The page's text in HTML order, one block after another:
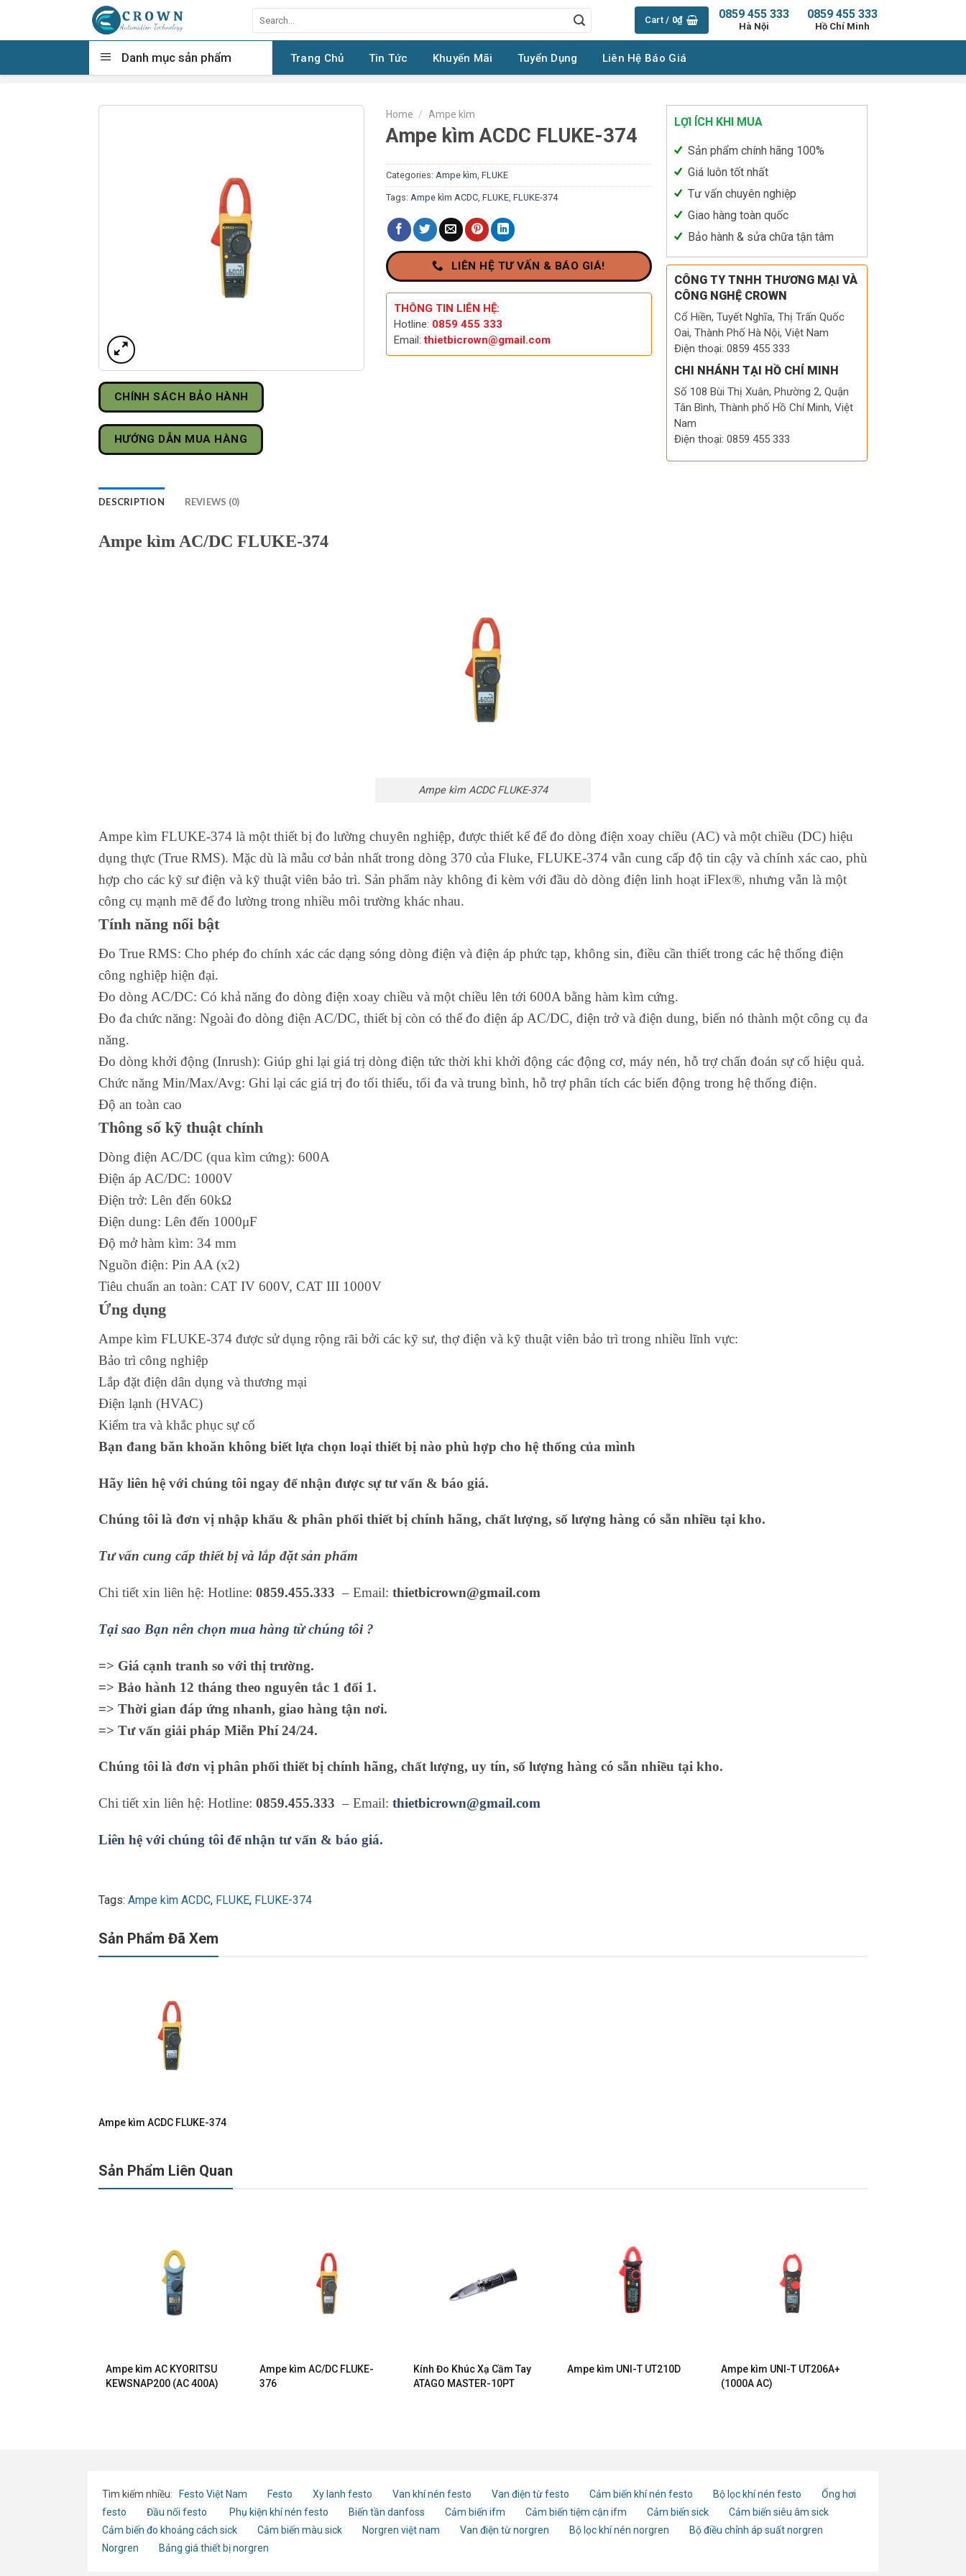
content
for:
Cart / 0₫ 0859 455 333
Hồ Chí Minh
0859 455 333
Hà Nội
Danh mục sản phẩm Trang Chủ Tin Tức Khuyến Mãi Tuyển Dụng Liên Hệ Báo Giá
CHÍNH SÁCH BẢO HÀNH
HƯỚNG DẪN MUA HÀNG
Home / Ampe kìm
Ampe kìm ACDC FLUKE-374
Categories: Ampe kìm ,FLUKE
Tags: Ampe kìm ACDC ,FLUKE ,FLUKE-374
LIÊN HỆ TƯ VẤN & BÁO GIÁ!
THÔNG TIN LIÊN HỆ:
Hotline: 0859 455 333
Email:thietbicrown@gmail.com
LỢI ÍCH KHI MUA
Sản phẩm chính hãng 100%
Giá luôn tốt nhất
Tư vấn chuyên nghiệp
Giao hàng toàn quốc
Bảo hành & sửa chữa tận tâm
CÔNG TY TNHH THƯƠNG MẠI VÀ
CÔNG NGHỆ CROWN
Cổ Hiền, Tuyết Nghĩa, Thị Trấn Quốc
Oai, Thành Phố Hà Nội, Việt Nam
Điện thoại: 0859 455 333
CHI NHÁNH TẠI HỒ CHÍ MINH
Số 108 Bùi Thị Xuân, Phường 2, Quận
Tân Bình, Thành phố Hồ Chí Minh, Việt
Nam
Điện thoại: 0859 455 333
DESCRIPTION REVIEWS (0)
Ampe kìm AC/DC FLUKE-374
Ampe kìm ACDC FLUKE-374
Ampe kìm FLUKE-374 là một thiết bị đo lường chuyên nghiệp, được thiết kế để đo dòng điện xoay chiều (AC) và một chiều (DC) hiệu
dụng thực (True RMS). Mặc dù là mẫu cơ bản nhất trong dòng 370 của Fluke, FLUKE-374 vẫn cung cấp độ tin cậy và chính xác cao, phù
hợp cho các kỹ sư điện và kỹ thuật viên bảo trì. Sản phẩm này không đi kèm với đầu dò dòng điện linh hoạt iFlex®, nhưng vẫn là một
công cụ mạnh mẽ để đo lường trong nhiều môi trường khác nhau.
Tính năng nổi bật
Đo True RMS: Cho phép đo chính xác các dạng sóng dòng điện và điện áp phức tạp, không sin, điều cần thiết trong các hệ thống điện
công nghiệp hiện đại.
Đo dòng AC/DC: Có khả năng đo dòng điện xoay chiều và một chiều lên tới 600A bằng hàm kìm cứng.
Đo đa chức năng: Ngoài đo dòng điện AC/DC, thiết bị còn có thể đo điện áp AC/DC, điện trở và điện dung, biến nó thành một công cụ đa
năng.
Đo dòng khởi động (Inrush): Giúp ghi lại giá trị dòng điện tức thời khi khởi động các động cơ, máy nén, hỗ trợ chẩn đoán sự cố hiệu quả.
Chức năng Min/Max/Avg: Ghi lại các giá trị đo tối thiểu, tối đa và trung bình, hỗ trợ phân tích các biến động trong hệ thống điện.
Độ an toàn cao
Thông số kỹ thuật chính
Dòng điện AC/DC (qua kìm cứng): 600A
Điện áp AC/DC: 1000V
Điện trở: Lên đến 60kΩ
Điện dung: Lên đến 1000μF
Độ mở hàm kìm: 34 mm
Nguồn điện: Pin AA (x2)
Tiêu chuẩn an toàn: CAT IV 600V, CAT III 1000V
Ứng dụng
Ampe kìm FLUKE-374 được sử dụng rộng rãi bởi các kỹ sư, thợ điện và kỹ thuật viên bảo trì trong nhiều lĩnh vực:
Bảo trì công nghiệp
Lắp đặt điện dân dụng và thương mại
Điện lạnh (HVAC)
Kiểm tra và khắc phục sự cố
Bạn đang băn khoăn không biết lựa chọn loại thiết bị nào phù hợp cho hệ thống của mình
Hãy liên hệ với chúng tôi ngay để nhận được sự tư vấn & báo giá.
Chúng tôi là đơn vị nhập khẩu & phân phối thiết bị chính hãng, chất lượng, số lượng hàng có sẵn nhiều tại kho.
Tư vấn cung cấp thiết bị và lắp đặt sản phẩm
Chi tiết xin liên hệ: Hotline: 0859.455.333 – Email: thietbicrown@gmail.com
Tại sao Bạn nên chọn mua hàng từ chúng tôi ?
=> Giá cạnh tranh so với thị trường.
=> Bảo hành 12 tháng theo nguyên tắc 1 đổi 1.
=> Thời gian đáp ứng nhanh, giao hàng tận nơi.
=> Tư vấn giải pháp Miễn Phí 24/24.
Chúng tôi là đơn vị phân phối thiết bị chính hãng, chất lượng, uy tín, số lượng hàng có sẵn nhiều tại kho.
Chi tiết xin liên hệ: Hotline: 0859.455.333 – Email: thietbicrown@gmail.com
Liên hệ với chúng tôi để nhận tư vấn & báo giá.
Tags: Ampe kìm ACDC, FLUKE, FLUKE-374
Sản Phẩm Đã Xem
Ampe kìm ACDC FLUKE-374
Sản Phẩm Liên Quan
Ampe kìm AC KYORITSU
KEWSNAP200 (AC 400A)
Ampe kìm AC/DC FLUKE-
376
Kính Đo Khúc Xạ Cầm Tay
ATAGO MASTER-10PT
Ampe kìm UNI-T UT210D
Ampe kìm UNI-T UT206A+
(1000A AC)
Tìm kiếm nhiều: Festo Việt Nam Festo Xy lanh festo Van khí nén festo Van điện từ festo Cảm biến khí nén festo Bộ lọc khí nén festo
Ống hơi
festo
Đầu nối festo Phụ kiện khí nén festo Biến tần danfoss Cảm biến ifm Cảm biến tiệm cận ifm Cảm biến sick
Cảm biến siêu âm sick
Cảm biến đo khoảng cách sick
Cảm biến màu sick Norgren việt nam Van điện từ norgren Bộ lọc khí nén norgren
Bộ điều chỉnh áp suất norgren
Norgren
Bảng giá thiết bị norgren